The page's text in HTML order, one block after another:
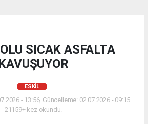
SICAK ASFALTA
ESKİL
- 13:56, Güncelleme: 02.07.2026 - 09:15
21159+ kez okundu.